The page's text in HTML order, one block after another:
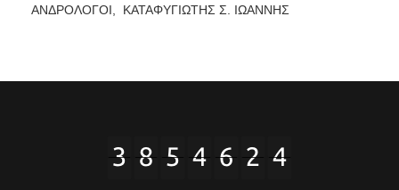
ΑΝΔΡΟΛΟΓΟΙ,
ΚΑΤΑΦΥΓΙΩΤΗΣ Σ. ΙΩΑΝΝΗΣ